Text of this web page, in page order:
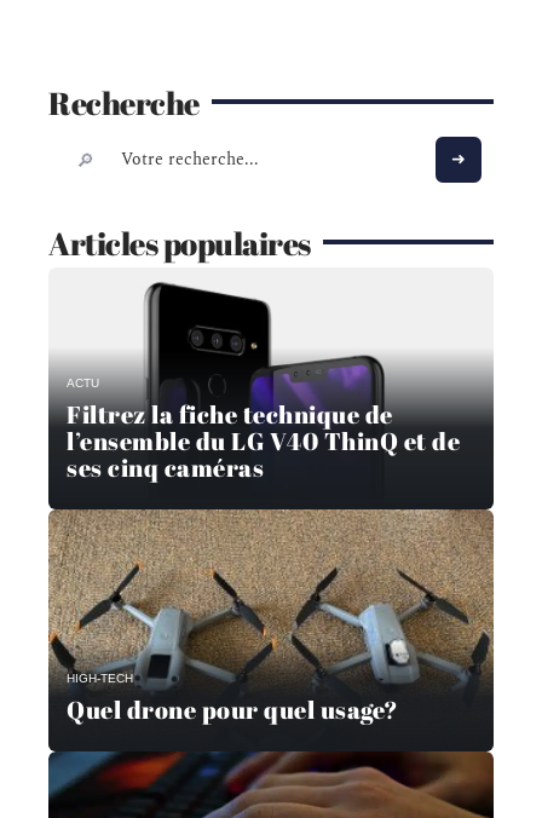
Recherche
Articles populaires
ACTU
Filtrez la fiche technique de
l’ensemble du LG V40 ThinQ et de
ses cinq caméras
HIGH-TECH
Quel drone pour quel usage?